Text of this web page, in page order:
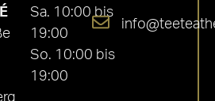
Sa. 10:00 bis
19:00
So. 10:00 bis
19:00